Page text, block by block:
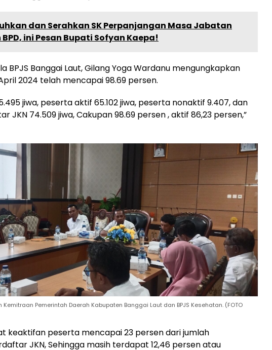
dan Serahkan SK Perpanjangan Masa Jabatan
ini Pesan Bupati Sofyan Kaepa!
BPJS Banggai Laut, Gilang Yoga Wardanu mengungkapkan
2024 telah mencapai 98.69 persen.
jiwa, peserta aktif 65.102 jiwa, peserta nonaktif 9.407, dan
JKN 74.509 jiwa, Cakupan 98.69 persen , aktif 86,23 persen,”
Pemerintah Daerah Kabupaten Banggai Laut dan BPJS Kesehatan. (FOTO
keaktifan peserta mencapai 23 persen dari jumlah
JKN, Sehingga masih terdapat 12,46 persen atau